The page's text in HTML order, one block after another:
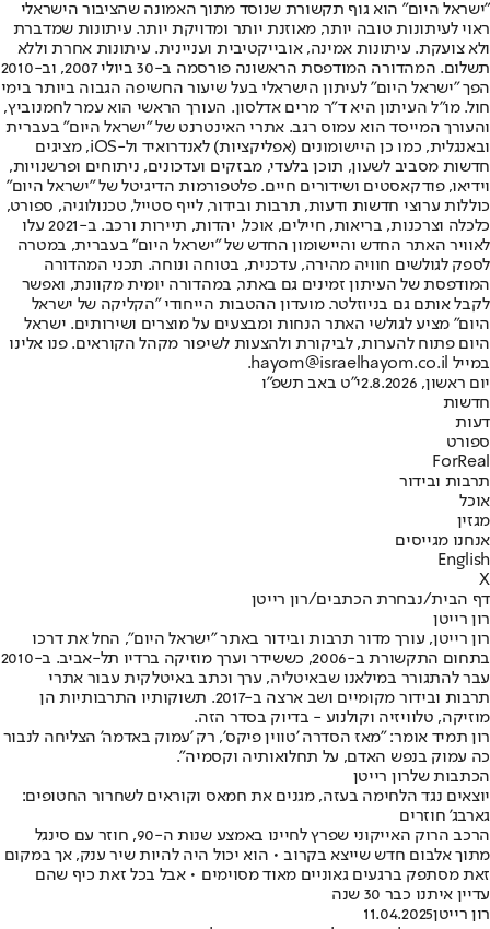
"ישראל היום" הוא גוף תקשורת שנוסד מתוך האמונה שהציבור הישראלי
ראוי לעיתונות טובה יותר, מאוזנת יותר ומדויקת יותר. עיתונות שמדברת
ולא צועקת. עיתונות אמינה, אובייקטיבית ועניינית. עיתונות אחרת וללא
תשלום. המהדורה המודפסת הראשונה פורסמה ב-30 ביולי 2007, וב-2010
הפך "ישראל היום" לעיתון הישראלי בעל שיעור החשיפה הגבוה ביותר בימי
חול. מו"ל העיתון היא ד"ר מרים אדלסון. העורך הראשי הוא עמר לחמנוביץ,
והעורך המייסד הוא עמוס רגב. אתרי האינטרנט של "ישראל היום" בעברית
ובאנגלית, כמו כן היישומונים (אפליקציות) לאנדרואיד ול-iOS, מציגים
חדשות מסביב לשעון, תוכן בלעדי, מבזקים ועדכונים, ניתוחים ופרשנויות,
וידיאו, פודקאסטים ושידורים חיים. פלטפורמות הדיגיטל של "ישראל היום"
כוללות ערוצי חדשות ודעות, תרבות ובידור, לייף סטייל, טכנולוגיה, ספורט,
כלכלה וצרכנות, בריאות, חיילים, אוכל, יהדות, תיירות ורכב. ב-2021 עלו
לאוויר האתר החדש והיישומון החדש של "ישראל היום" בעברית, במטרה
לספק לגולשים חוויה מהירה, עדכנית, בטוחה ונוחה. תכני המהדורה
המודפסת של העיתון זמינים גם באתר, במהדורה יומית מקוונת, ואפשר
לקבל אותם גם בניוזלטר. מועדון ההטבות הייחודי "הקליקה של ישראל
היום" מציע לגולשי האתר הנחות ומבצעים על מוצרים ושירותים. ישראל
היום פתוח להערות, לביקורת ולהצעות לשיפור מקהל הקוראים. פנו אלינו
במייל hayom@israelhayom.co.il.
יום ראשון, 2.8.2026
י"ט באב תשפ"ו
חדשות
דעות
ספורט
ForReal
תרבות ובידור
אוכל
מגזין
אנחנו מגייסים
English
X
דף הבית/נבחרת הכתבים/רון רייטן
רון רייטן
רון רייטן, עורך מדור תרבות ובידור באתר "ישראל היום", החל את דרכו
בתחום התקשורת ב-2006, כששידר וערך מוזיקה ברדיו תל-אביב. ב-2010
עבר להתגורר במילאנו שבאיטליה, ערך וכתב באיטלקית עבור אתרי
תרבות ובידור מקומיים ושב ארצה ב-2017. תשוקותיו התרבותיות הן
מוזיקה, טלוויזיה וקולנוע - בדיוק בסדר הזה.
רון תמיד אומר: "מאז הסדרה 'טווין פיקס', רק 'עמוק באדמה' הצליחה לנבור
כה עמוק בנפש האדם, על תחלואותיה וקסמיה".
הכתבות שלרון רייטן
יוצאים נגד הלחימה בעזה, מגנים את חמאס וקוראים לשחרור החטופים:
גארבג' חוזרים
הרכב הרוק האייקוני שפרץ לחיינו באמצע שנות ה-90, חוזר עם סינגל
מתוך אלבום חדש שייצא בקרוב • הוא יכול היה להיות שיר ענק, אך במקום
זאת מסתפק ברגעים גאוניים מאוד מסוימים • אבל בכל זאת כיף שהם
עדיין איתנו כבר 30 שנה
רון רייטן11.04.2025